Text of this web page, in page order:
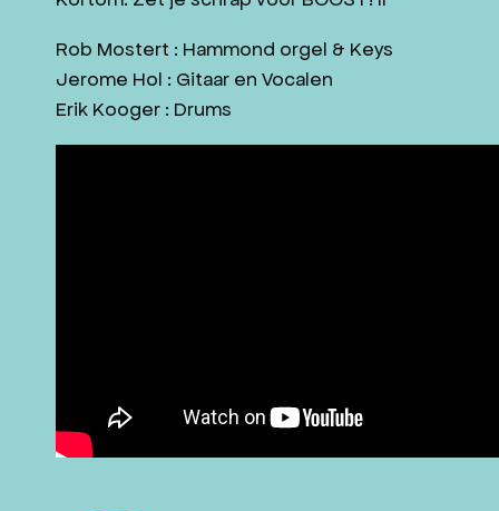
NL DE
Rob Mostert : Hammond orgel & Keys
Jerome Hol : Gitaar en Vocalen
Erik Kooger : Drums